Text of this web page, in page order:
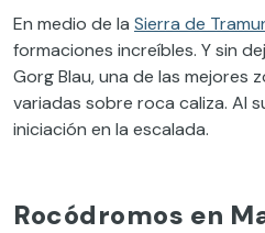
En medio de la Sierra de
formaciones increíbles. Y sin
Gorg Blau, una de las mejores
variadas sobre roca caliza. Al
iniciación en la escalada.
Rocódromos en